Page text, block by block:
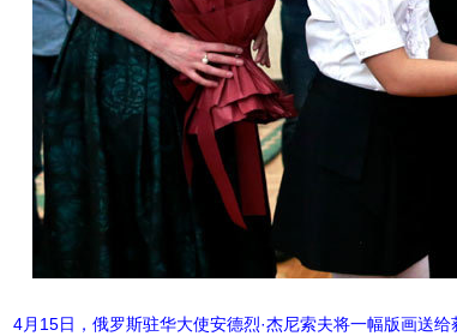
4月15日，俄罗斯驻华大使安德烈·杰尼索夫将一幅版画送